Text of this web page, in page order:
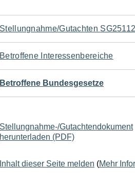
Stellungnahme/Gutachten
Betroffene Interessenbereiche
Betroffene Bundesgesetze
Stellungnahme-/Gutachtendokument
herunterladen (PDF)
Inhalt dieser Seite melden (Mehr